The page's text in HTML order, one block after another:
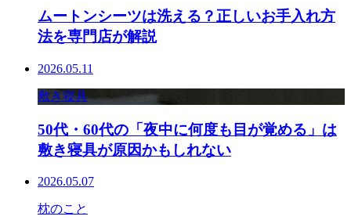
ムートンシーツは洗える？正しいお手入れ方
法を専門店が解説
2026.05.11
敷き寝具
50代・60代の「夜中に何度も目が覚める」は
敷き寝具が原因かもしれない
2026.05.07
枕のこと